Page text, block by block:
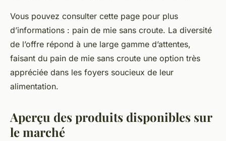
Vous pouvez consulter cette page pour plus
d’informations : pain de mie sans croute. La diversité
de l’offre répond à une large gamme d’attentes,
faisant du pain de mie sans croute une option très
appréciée dans les foyers soucieux de leur
alimentation.
Aperçu des produits disponibles sur
le marché